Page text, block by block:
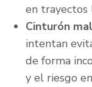
en trayectos
Cinturón
intentan
de forma
y el riesgo